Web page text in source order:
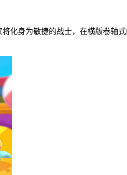
化身为敏捷的战士，在横版卷轴